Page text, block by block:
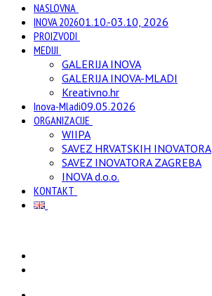
NASLOVNA
INOVA 202601.10.-03.10, 2026
PROIZVODI
MEDIJI
GALERIJA INOVA
GALERIJA INOVA-MLADI
Kreativno.hr
Inova-Mladi09.05.2026
ORGANIZACIJE
WIIPA
SAVEZ HRVATSKIH INOVATORA
SAVEZ INOVATORA ZAGREBA
INOVA d.o.o.
KONTAKT